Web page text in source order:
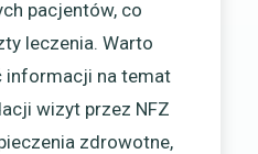
pacjentów, co
leczenia. Warto
informacji na temat
wizyt przez NFZ
zdrowotne,